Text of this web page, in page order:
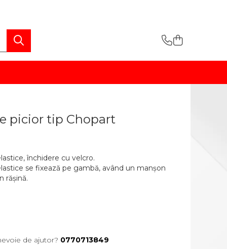
picior tip Chopart
închidere cu velcro.
se fixează pe gambă, având un manșon
rășină.
de ajutor? 0770713849